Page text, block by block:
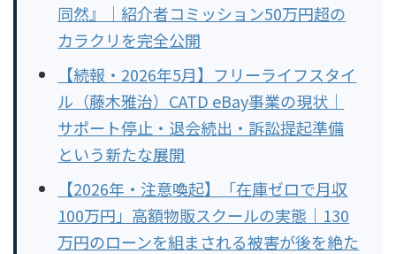
同然』｜紹介者コミッション50万円超の
カラクリを完全公開
【続報・2026年5月】フリーライフスタイ
ル（藤木雅治）CATD eBay事業の現状｜
サポート停止・退会続出・訴訟提起準備
という新たな展開
【2026年・注意喚起】「在庫ゼロで月収
100万円」高額物販スクールの実態｜130
万円のローンを組まされる被害が後を絶た